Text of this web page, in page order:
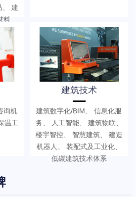
、 建
料
询机
温工
建筑技术
建筑数字化/BIM、 信息化服
务、 人工智能、 建筑物联、
楼宇智控、 智慧建筑、 建造
机器人、 装配式及工业化、
低碳建筑技术体系